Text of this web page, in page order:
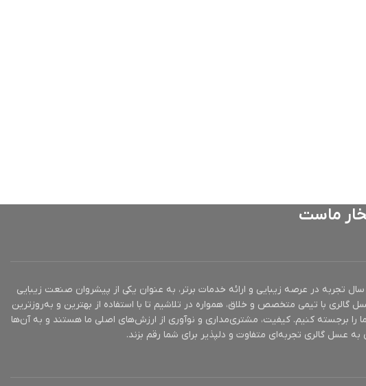
ماست
عسل گالری با بیش از 10 سال تجربه در عرصه زیبایی و ارائه خدمات برتر، به عنوان یکی از پیشروان صنعت زیبایی
گالری با تیمی متخصص و خلاق، همواره در تلاشیم تا با استفاده از بهترین و به‌روزترین
را برجسته کنیم. کیفیت، مشتری‌مداری و نوآوری از ارزش‌های اصلی ما هستند و به آن‌ها
به عسل گالری تجربه‌ای متفاوت و دلپذیر برای شما رقم بزند.